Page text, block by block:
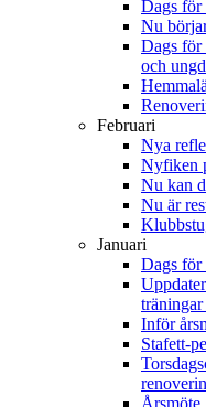
Dags för
Nu
Dags för
och
Februari
Nya
Nyfiken
Nu kan
Nu är
Januari
Dags för
Inför
Stafett-
Årsmöte